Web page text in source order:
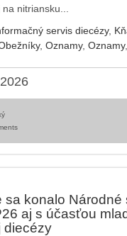
nitriansku...
servis diecézy,
, Oznamy, Oznamy,
sa konalo Národné
aj s účasťou
diecézy